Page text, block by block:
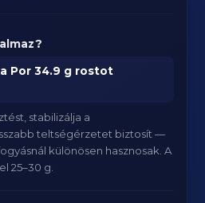
Por 34.9 g rostot
stabilizálja a
teltségérzetet biztosít —
különösen hasznosak. A
25–30 g.